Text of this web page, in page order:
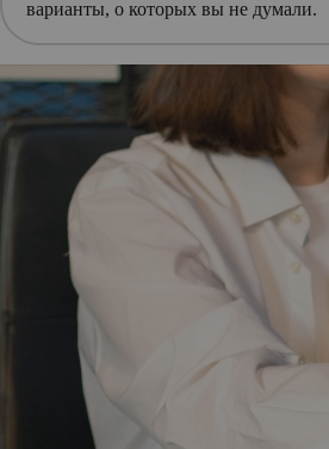
варианты, о которых вы не думали.